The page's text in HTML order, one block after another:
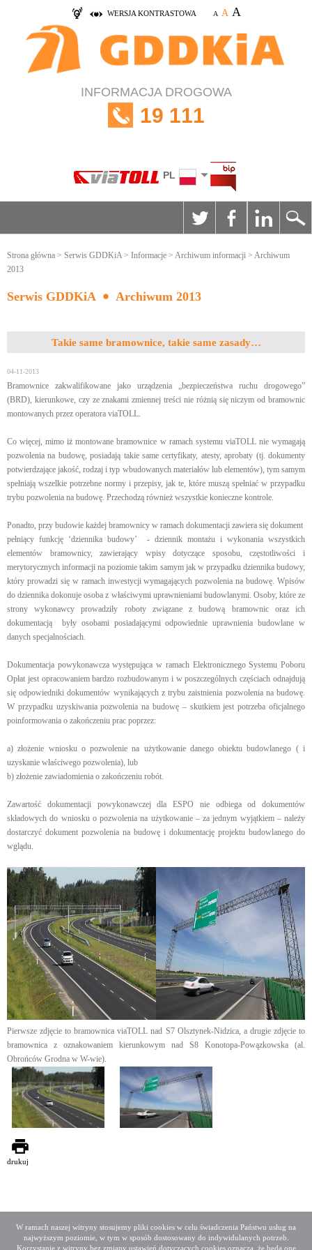
W ramach naszej witryny stosujemy pliki cookies w celu świadczenia Państwu usług na
najwyższym poziomie, w tym w sposób dostosowany do indywidulanych potrzeb.
Korzystanie z witryny bez zmiany ustawień dotyczących cookies oznacza, że będą one
WERSJA KONTRASTOWA A A A
INFORMACJA DROGOWA
19 111
PL
Strona główna > Serwis GDDKiA> Informacje > Archiwum informacji > Archiwum
2013
Serwis GDDKiA Archiwum 2013
Takie same bramownice, takie same zasady…
04-11-2013
Bramownice zakwalifikowane jako urządzenia „bezpieczeństwa ruchu drogowego”
(BRD), kierunkowe, czy ze znakami zmiennej treści nie różnią się niczym od bramownic
montowanych przez operatora viaTOLL.
Co więcej, mimo iż montowane bramownice w ramach systemu viaTOLL nie wymagają
pozwolenia na budowę, posiadają takie same certyfikaty, atesty, aprobaty (tj. dokumenty
potwierdzające jakość, rodzaj i typ wbudowanych materiałów lub elementów), tym samym
spełniają wszelkie potrzebne normy i przepisy, jak te, które muszą spełniać w przypadku
trybu pozwolenia na budowę. Przechodzą również wszystkie konieczne kontrole.
Ponadto, przy budowie każdej bramownicy w ramach dokumentacji zawiera się dokument
pełniący funkcję ‘dziennika budowy’ - dziennik montażu i wykonania wszystkich
elementów bramownicy, zawierający wpisy dotyczące sposobu, częstotliwości i
merytorycznych informacji na poziomie takim samym jak w przypadku dziennika budowy,
który prowadzi się w ramach inwestycji wymagających pozwolenia na budowę. Wpisów
do dziennika dokonuje osoba z właściwymi uprawnieniami budowlanymi. Osoby, które ze
strony wykonawcy prowadziły roboty związane z budową bramownic oraz ich
dokumentacją były osobami posiadającymi odpowiednie uprawnienia budowlane w
danych specjalnościach.
Dokumentacja powykonawcza występująca w ramach Elektronicznego Systemu Poboru
Opłat jest opracowaniem bardzo rozbudowanym i w poszczególnych częściach odnajdują
się odpowiedniki dokumentów wynikających z trybu zaistnienia pozwolenia na budowę.
W przypadku uzyskiwania pozwolenia na budowę – skutkiem jest potrzeba oficjalnego
poinformowania o zakończeniu prac poprzez:
a) złożenie wniosku o pozwolenie na użytkowanie danego obiektu budowlanego ( i
uzyskanie właściwego pozwolenia), lub
b) złożenie zawiadomienia o zakończeniu robót.
Zawartość dokumentacji powykonawczej dla ESPO nie odbiega od dokumentów
składowych do wniosku o pozwolenia na użytkowanie – za jednym wyjątkiem – należy
dostarczyć dokument pozwolenia na budowę i dokumentację projektu budowlanego do
wglądu.
Pierwsze zdjęcie to bramownica viaTOLL nad S7 Olsztynek-Nidzica, a drugie zdjęcie to
bramownica z oznakowaniem kierunkowym nad S8 Konotopa-Powązkowska (al.
Obrońców Grodna w W-wie).
drukuj
Deklaracja dostępności Mapa serwisu